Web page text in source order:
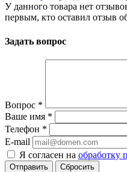
У данного товара нет
первым, кто оставил отзыв
Задать вопрос
Вопрос *
Ваше имя *
Телефон *
E-mail
Я согласен на обработку
Сбросить